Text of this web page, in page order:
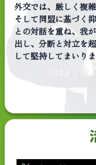
外交では、厳しく複
そして同盟に基づく
との対話を重ね、我
出し、分断と対立を
して堅持してまいりま